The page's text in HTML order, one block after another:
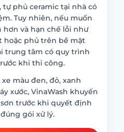
tự phủ ceramic tại nhà có
Tuy nhiên, nếu muốn
hơn và hạn chế lỗi như
hoặc phủ trên bề mặt
trung tâm có quy trình
khi thi công.
màu đen, đỏ, xanh
xước, VinaWash khuyến
trước khi quyết định
gói xử lý.